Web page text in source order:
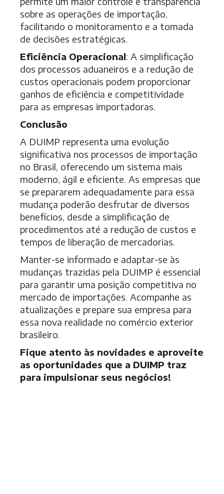
sobre as operações de importação,
facilitando o monitoramento e a tomada
de decisões estratégicas.
Eficiência Operacional: A simplificação
dos processos aduaneiros e a redução de
custos operacionais podem proporcionar
ganhos de eficiência e competitividade
para as empresas importadoras.
Conclusão
A DUIMP representa uma evolução
significativa nos processos de importação
no Brasil, oferecendo um sistema mais
moderno, ágil e eficiente. As empresas que
se prepararem adequadamente para essa
mudança poderão desfrutar de diversos
benefícios, desde a simplificação de
procedimentos até a redução de custos e
tempos de liberação de mercadorias.
Manter-se informado e adaptar-se às
mudanças trazidas pela DUIMP é essencial
para garantir uma posição competitiva no
mercado de importações. Acompanhe as
atualizações e prepare sua empresa para
essa nova realidade no comércio exterior
brasileiro.
Fique atento às novidades e aproveite
as oportunidades que a DUIMP traz
para impulsionar seus negócios!